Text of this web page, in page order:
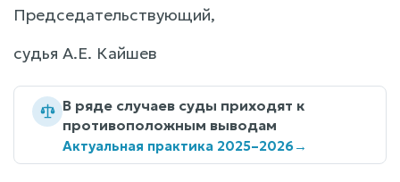
Председательствующий,
судья А.Е. Кайшев
В ряде случаев суды приходят к
противоположным выводам
Актуальная практика 2025–2026→